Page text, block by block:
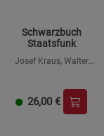
Schwarzbuch
Staatsfunk
Josef Kraus, Walter
26,00 €